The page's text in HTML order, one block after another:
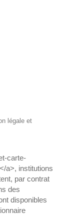
légale et
carte-
a>, institutions
par contrat
des
disponibles